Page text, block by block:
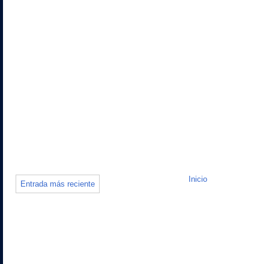
Entrada más reciente
Inicio